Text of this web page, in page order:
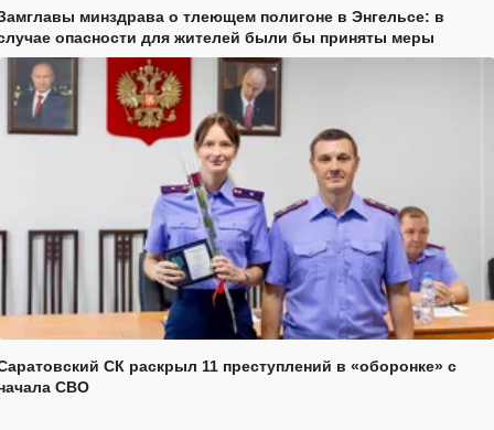
минздрава о тлеющем полигоне в Энгельсе: в
опасности для жителей были бы приняты меры
СК раскрыл 11 преступлений в «оборонке» с
СВО